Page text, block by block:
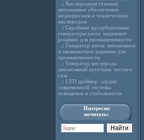
.: Кислородная станция:
автономное обеспечение
медицинским и техническим
кислородом
.: Серийные адсорбционные
генераторы азота: надежное
решение для промышленности
.: Генератор азота: автономное
и экономичное решение для
промышленности
.: Генератор кислорода:
автономный источник чистого
газа
.: LED драйвер: сердце
современной системы
освещения и стабильности
Интересно
почитать: